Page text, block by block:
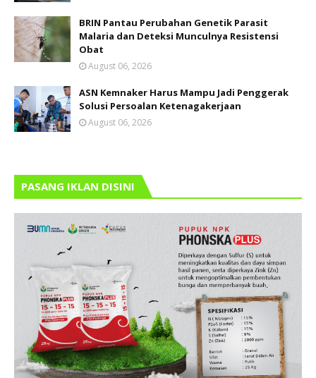
BRIN Pantau Perubahan Genetik Parasit
Malaria dan Deteksi Munculnya Resistensi
Obat
August 06, 2026
ASN Kemnaker Harus Mampu Jadi Penggerak
Solusi Persoalan Ketenagakerjaan
August 06, 2026
PASANG IKLAN DISINI